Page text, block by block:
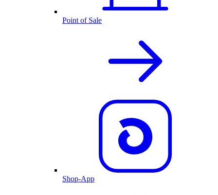
Point of Sale
Shop-App